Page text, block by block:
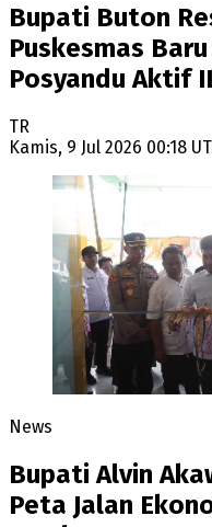
Bupati Buton
Puskesmas
Posyandu Aktif
TR
Kamis, 9 Jul 2026 00:18
News
Bupati Alvin
Peta Jalan